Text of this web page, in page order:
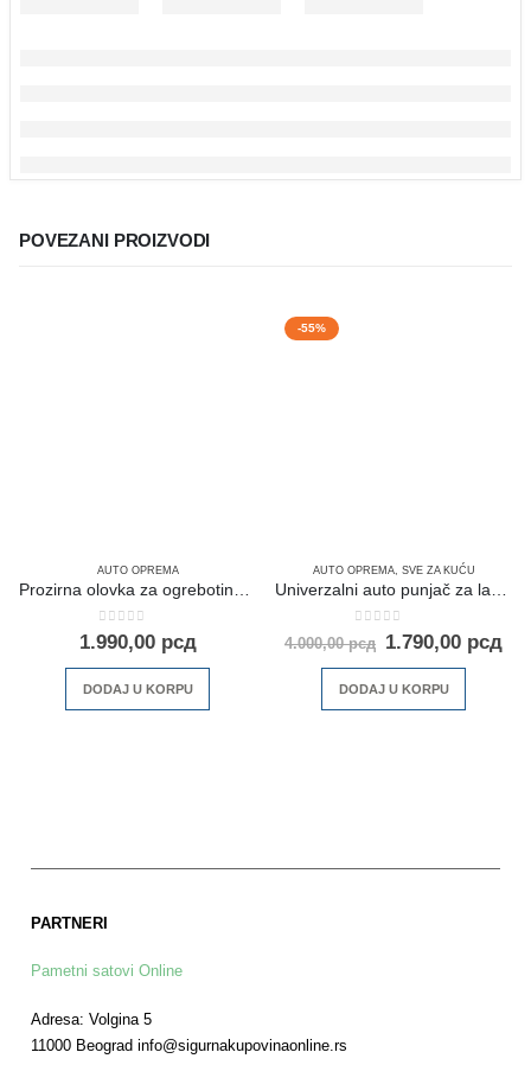
POVEZANI PROIZVODI
AUTO OPREMA
Prozirna olovka za ogrebotine u boji automobila
0out of 5
1.990,00 рсд
DODAJ U KORPU
-55%
AUTO OPREMA, SVE ZA KUĆU
Univerzalni auto punjač za laptop 120W
out of 5
4.000,00рсд 1.790,00 рсд
DODAJ U KORPU
PARTNERI
Pametni satovi Online
Adresa: Volgina 5
11000 Beograd info@sigurnakupovinaonline.rs